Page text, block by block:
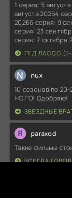
1 серия: 5
августа 20264
20266 серия: 9
серия: 23
серия: 7 октября
ТЕД ЛАССО
N nux
10 сезонов по
НО ГО! Одобряю!
ЗВЕЗДНЫЕ
paraxod
Такие фильмы
ВСЕГДА